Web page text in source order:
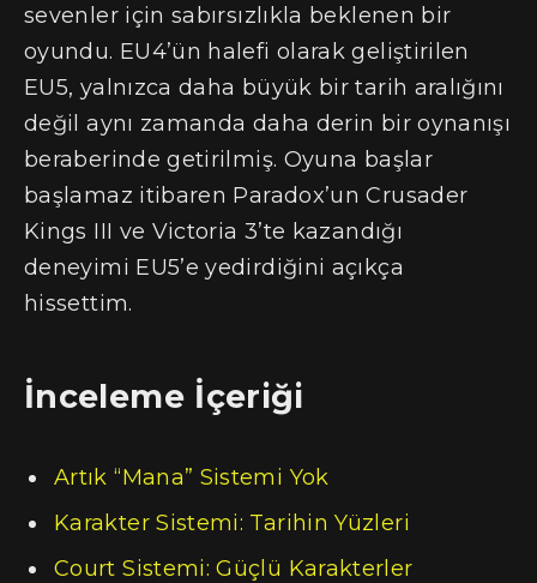
sevenler için sabırsızlıkla beklenen bir
oyundu. EU4’ün halefi olarak geliştirilen
EU5, yalnızca daha büyük bir tarih aralığını
değil aynı zamanda daha derin bir oynanışı
beraberinde getirilmiş. Oyuna başlar
başlamaz itibaren Paradox’un Crusader
Kings III ve Victoria 3’te kazandığı
deneyimi EU5’e yedirdiğini açıkça
hissettim.
İnceleme İçeriği
Artık “Mana” Sistemi Yok
Karakter Sistemi: Tarihin Yüzleri
Court Sistemi: Güçlü Karakterler